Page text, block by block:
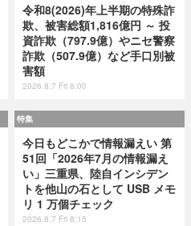
令和8(2026)年上半期の特殊詐
欺、被害総額1,816億円 ～ 投
資詐欺（797.9億）やニセ警察
詐欺（507.9億）など手口別被
害額
2026.8.7 Fri 8:00
特集
今日もどこかで情報漏えい 第
51回「2026年7月の情報漏え
い」三重県、陸自インシデン
トを他山の石として USB メモ
リ 1 万個チェック
2026.8.7 Fri 8:15